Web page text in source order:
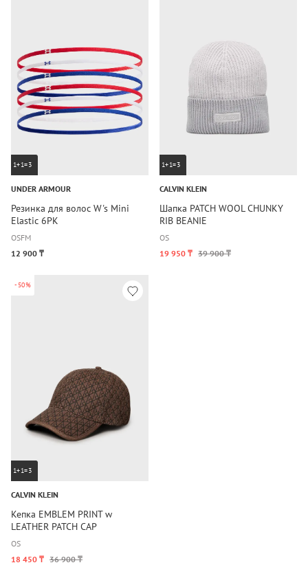
1+1=3
UNDER ARMOUR
Резинка для волос W's Mini
Elastic 6PK
OSFM
12 900 ₸
1+1=3
CALVIN KLEIN
Шапка PATCH WOOL CHUNKY
RIB BEANIE
OS
19 950 ₸ 39 900 ₸
-50%
1+1=3
CALVIN KLEIN
Кепка EMBLEM PRINT w
LEATHER PATCH CAP
OS
18 450 ₸ 36 900 ₸